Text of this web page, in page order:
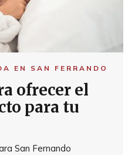
EN SAN FERRANDO
ofrecer el
para tu
San Fernando